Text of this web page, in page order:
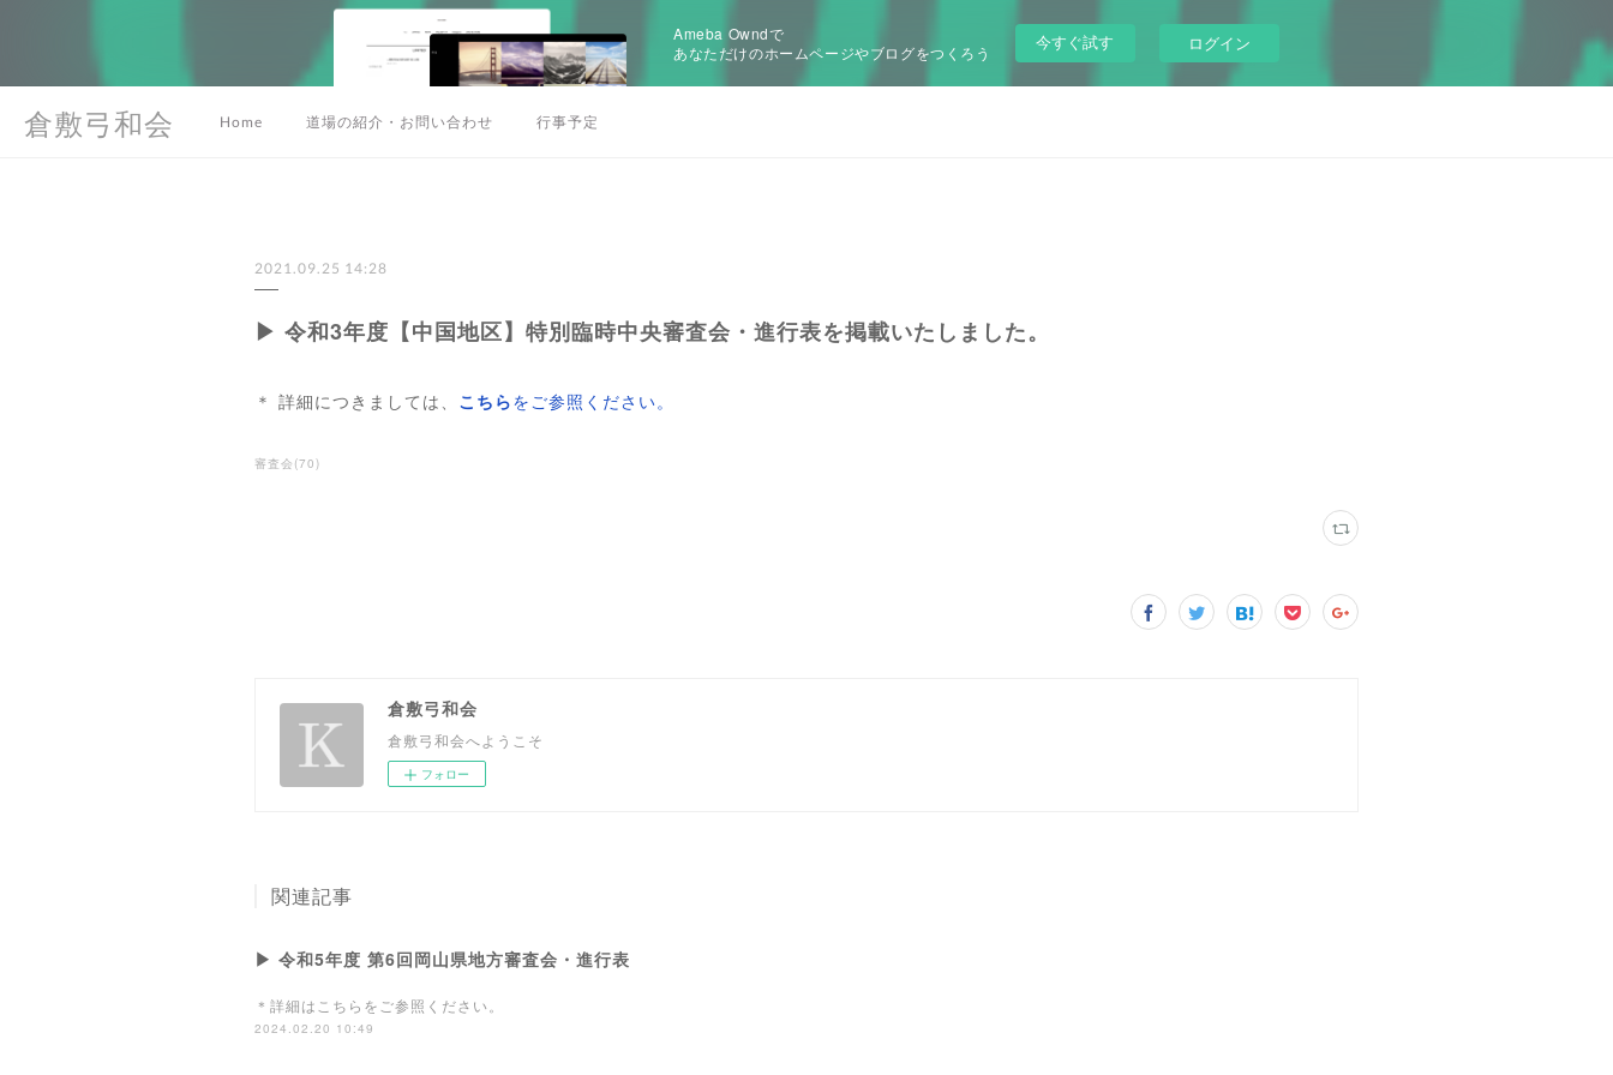
Ameba Owndで
あなただけのホームページやブログをつくろう
今すぐ試す ログイン
倉敷弓和会 Home 道場の紹介・お問い合わせ 行事予定
2021.09.25 14:28
▶ 令和3年度【中国地区】特別臨時中央審査会・進行表を掲載いたしました。
＊ 詳細につきましては、 こちらをご参照ください。
審査会 (70)
倉敷弓和会
倉敷弓和会へようこそ
フォロー
関連記事
▶ 令和5年度 第6回岡山県地方審査会・進行表
＊詳細はこちらをご参照ください。
2024.02.20 10:49